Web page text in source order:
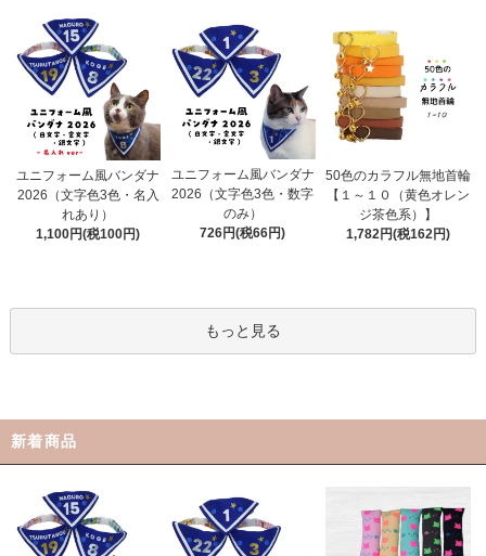
ユニフォーム風バンダナ
2026（文字色3色・名入
れあり）
1,100円(税100円)
ユニフォーム風バンダナ
2026（文字色3色・数字
のみ）
726円(税66円)
50色のカラフル無地首輪
【１～１０（黄色オレン
ジ茶色系）】
1,782円(税162円)
もっと見る
新着商品